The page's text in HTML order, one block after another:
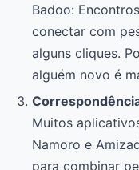
Badoo:
conectar com
alguns cliques.
alguém novo é
Muitos
Namoro e
para combinar